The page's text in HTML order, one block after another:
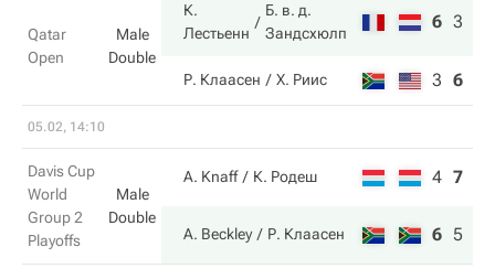
Qatar
Open
Male
Double
К.
Лестьенн
Б. в. д.
Зандсхюлп
6 3
Р. Клаасен Х. Риис 3 6
05.02, 14:10
Davis Cup
World
Group 2
Playoffs
Male
Double
A. Knaff К. Родеш 4 7
A. Beckley Р. Клаасен 6 5